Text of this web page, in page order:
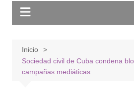
Inicio
Sociedad civil de Cuba condena
campañas mediáticas